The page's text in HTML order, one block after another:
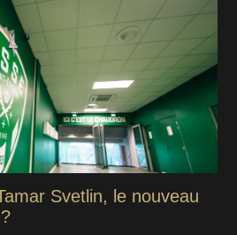
Svetlin, le nouveau